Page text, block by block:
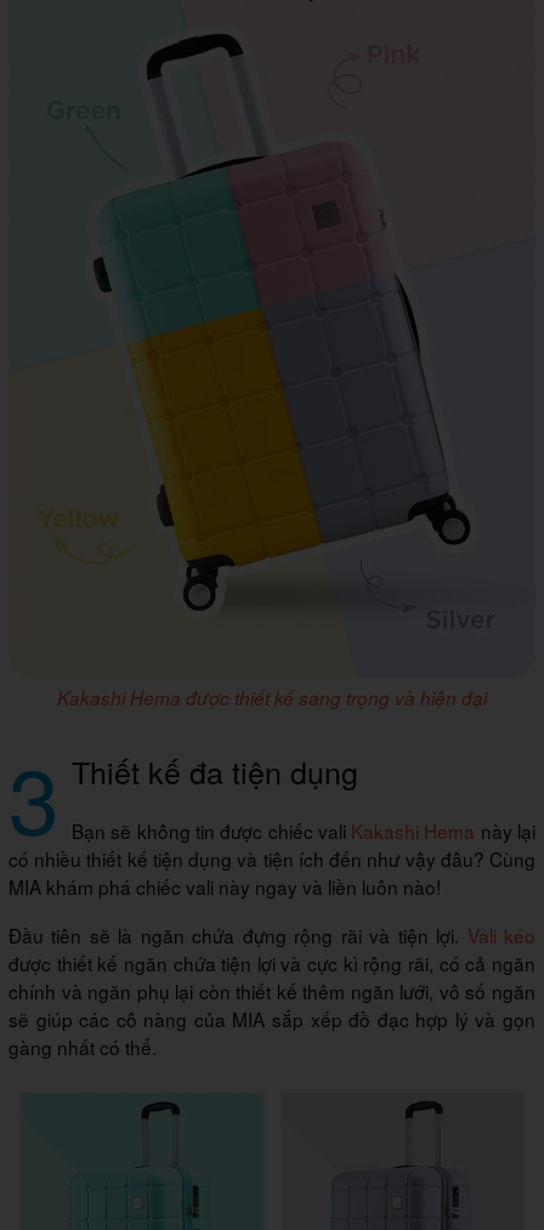
Kakashi Hema được thiết kế sang trọng và hiện đại
3 Thiết kế đa tiện dụng
Bạn sẽ không tin được chiếc vali Kakashi Hema này lại
có nhiều thiết kế tiện dụng và tiện ích đến như vậy đâu? Cùng
MIA khám phá chiếc vali này ngay và liền luôn nào!
Đầu tiên sẽ là ngăn chứa đựng rộng rãi và tiện lợi. Vali kéo
được thiết kế ngăn chứa tiện lợi và cực kì rộng rãi, có cả ngăn
chính và ngăn phụ lại còn thiết kế thêm ngăn lưới, vô số ngăn
sẽ giúp các cô nàng của MIA sắp xếp đồ đạc hợp lý và gọn
gàng nhất có thể.